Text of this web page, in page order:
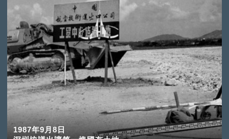
1987年9月8日